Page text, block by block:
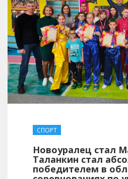
СПОРТ
Новоуралец стал
Таланкин стал
победителем в